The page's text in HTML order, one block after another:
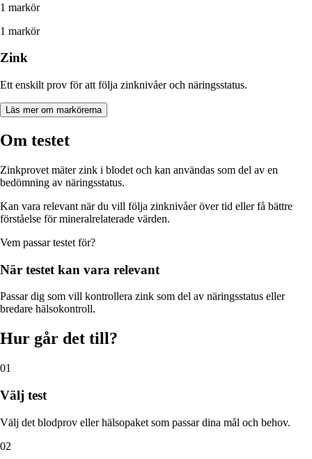
1 markör
1 markör
Zink
Ett enskilt prov för att följa zinknivåer och näringsstatus.
Läs mer om markörerna
Om testet
Zinkprovet mäter zink i blodet och kan användas som del av en
bedömning av näringsstatus.
Kan vara relevant när du vill följa zinknivåer över tid eller få bättre
förståelse för mineralrelaterade värden.
Vem passartestet för?
När testet kan vara relevant
Passar dig som vill kontrollera zink som del av näringsstatus eller
bredare hälsokontroll.
Hur går det till?
01
Välj test
Välj det blodprov eller hälsopaket som passar dina mål och behov.
02